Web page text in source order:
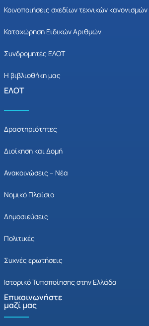
Κοινοποιήσεις σχεδίων τεχνικών κανονισμών
Καταχώρηση Ειδικών Αριθμών
Συνδρομητές ΕΛΟΤ
Η βιβλιοθήκη μας
ΕΛΟΤ
Δραστηριότητες
Διοίκηση και Δομή
Ανακοινώσεις – Νέα
Νομικό Πλαίσιο
Δημοσιεύσεις
Πολιτικές
Συχνές ερωτήσεις
Ιστορικό Τυποποίησης στην Ελλάδα
Επικοινωνήστε
μαζί μας